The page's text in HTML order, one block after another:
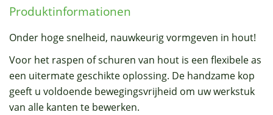
Produktinformationen
Onder hoge snelheid, nauwkeurig vormgeven in hout!
Voor het raspen of schuren van hout is een flexibele as
een uitermate geschikte oplossing. De handzame kop
geeft u voldoende bewegingsvrijheid om uw werkstuk
van alle kanten te bewerken.